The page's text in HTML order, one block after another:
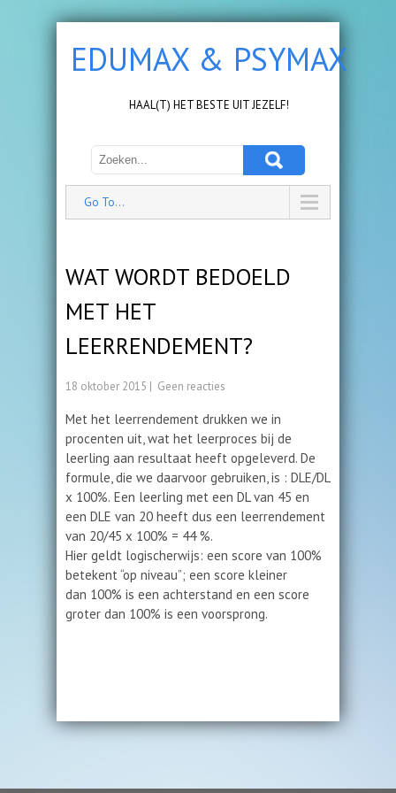
EDUMAX & PSYMAX
HAAL(T) HET BESTE UIT JEZELF!
Go To...
WAT WORDT BEDOELD
MET HET
LEERRENDEMENT?
18 oktober 2015 | Geen reacties
Met het leerrendement drukken we in
procenten uit, wat het leerproces bij de
leerling aan resultaat heeft opgeleverd. De
formule, die we daarvoor gebruiken, is : DLE/DL
x 100%. Een leerling met een DL van 45 en
een DLE van 20 heeft dus een leerrendement
van 20/45 x 100% = 44 %.
Hier geldt logischerwijs: een score van 100%
betekent “op niveau”; een score kleiner
dan 100% is een achterstand en een score
groter dan 100% is een voorsprong.